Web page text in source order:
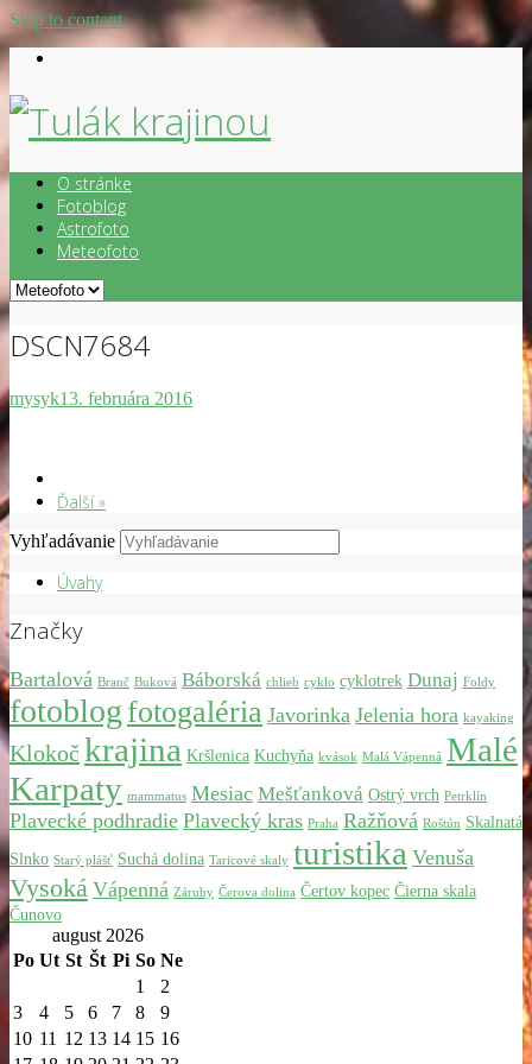
Skip to content
O stránke
Fotoblog
Astrofoto
Meteofoto
DSCN7684
mysyk13. februára 2016
Ďalší »
Vyhľadávanie
Úvahy
Značky
Bartalová Branč Buková Báborská chlieb cyklo cyklotrek Dunaj Foldy
fotoblog fotogaléria Javorinka Jelenia hora kayaking
Klokoč krajina Kršlenica Kuchyňa kvások Malá Vápenná Malé
Karpaty mammatus Mesiac Mešťanková Ostrý vrch Petrklín
Plavecké podhradie Plavecký kras Praha Ražňová Roštún Skalnatá
Slnko Starý plášť Suchá dolina Taricové skaly turistika Venuša
Vysoká Vápenná Záruby Čerova dolina Čertov kopec Čierna skala
Čunovo
august 2026
Po Ut St Št Pi So Ne
1
2
3
4 5 6 7 8
9
10 11 12 13 14 15 16